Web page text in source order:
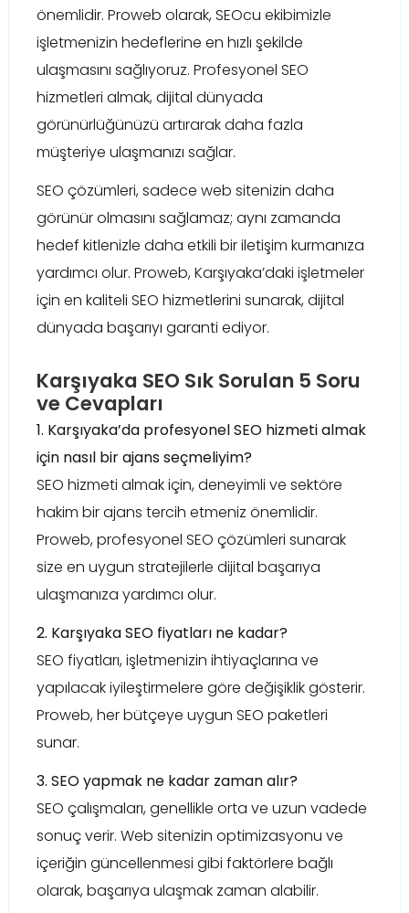
önemlidir. Proweb olarak, SEOcu ekibimizle
işletmenizin hedeflerine en hızlı şekilde
ulaşmasını sağlıyoruz. Profesyonel SEO
hizmetleri almak, dijital dünyada
görünürlüğünüzü artırarak daha fazla
müşteriye ulaşmanızı sağlar.
SEO çözümleri, sadece web sitenizin daha
görünür olmasını sağlamaz; aynı zamanda
hedef kitlenizle daha etkili bir iletişim kurmanıza
yardımcı olur. Proweb, Karşıyaka’daki işletmeler
için en kaliteli SEO hizmetlerini sunarak, dijital
dünyada başarıyı garanti ediyor.
Karşıyaka SEO Sık Sorulan 5 Soru
ve Cevapları
1. Karşıyaka’da profesyonel SEO hizmeti almak
için nasıl bir ajans seçmeliyim?
SEO hizmeti almak için, deneyimli ve sektöre
hakim bir ajans tercih etmeniz önemlidir.
Proweb, profesyonel SEO çözümleri sunarak
size en uygun stratejilerle dijital başarıya
ulaşmanıza yardımcı olur.
2. Karşıyaka SEO fiyatları ne kadar?
SEO fiyatları, işletmenizin ihtiyaçlarına ve
yapılacak iyileştirmelere göre değişiklik gösterir.
Proweb, her bütçeye uygun SEO paketleri
sunar.
3. SEO yapmak ne kadar zaman alır?
SEO çalışmaları, genellikle orta ve uzun vadede
sonuç verir. Web sitenizin optimizasyonu ve
içeriğin güncellenmesi gibi faktörlere bağlı
olarak, başarıya ulaşmak zaman alabilir.